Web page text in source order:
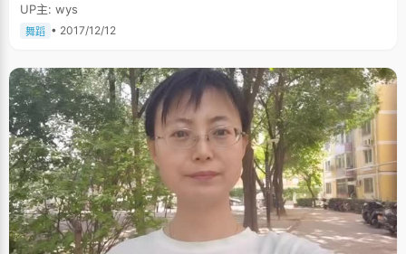
UP主: wys
舞蹈 • 2017/12/12